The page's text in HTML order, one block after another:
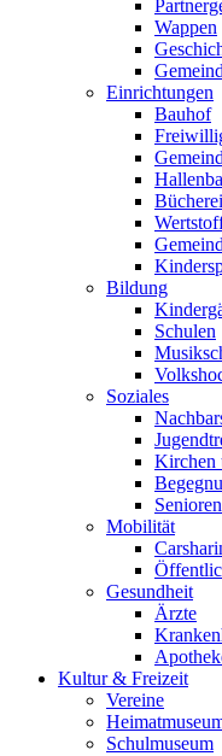
Wappen
Einrichtungen
Bauhof
Bücherei
Bildung
Schulen
Soziales
Kirchen
Mobilität
Gesundheit
Ärzte
Kultur & Freizeit
Vereine
Schulmuseum